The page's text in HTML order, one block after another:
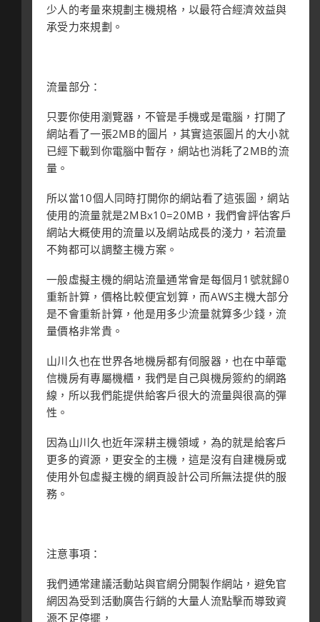
少人的考量來規劃主機規格，以最符合經濟效益與
承受力來規劃。
流量部分：
只要你使用瀏覽器，不管是手機或是電腦，打開了
網站看了一張2MB的圖片，其實這張圖片的大小就
已經下載到你電腦中暫存，網站也消耗了2MB的流
量。
所以當10個人同時打開你的網站看了這張圖，網站
使用的流量就是2MBx10=20MB，我們會評估客戶
網站大概使用的流量以及網站成長的淺力，若流量
不夠都可以調整主機方案。
一般虛擬主機的網站流量通常會是每個月1號就歸0
重新計算，價格比較便宜划算，而AWS主機大部分
是不會重新計算，他是用多少流量就算多少錢，流
量價格非常貴。
山川久也在世界各地機房都有伺服器，也在中華電
信機房有專屬機櫃，我們是自己與機房簽約的網路
線，所以我們能提供給客戶很大的流量與很高的彈
性。
因為山川久也近年深耕主機領域，為的就是給客戶
更多的資源，更安全的主機，這是沒有自建機房或
使用外包虛擬主機的網頁設計公司所無法提供的服
務。
注意事項：
我們通常建議活動站與官網分開製作網站，避免官
網因為受到活動廣告行銷的大量人流點擊而導致資
源不足停擺，